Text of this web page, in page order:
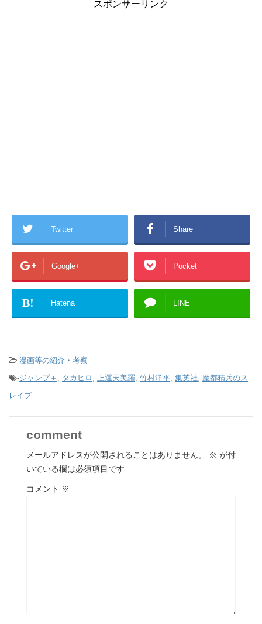
スポンサーリンク
Twitter Share
Google+ Pocket
B! Hatena LINE
-漫画等の紹介・考察
-ジャンプ＋ , タカヒロ , 上運天美羅, 竹村洋平, 集英社, 魔都精兵のス
レイブ
comment
メールアドレスが公開されることはありません。 ※ が付
いている欄は必須項目です
コメント ※